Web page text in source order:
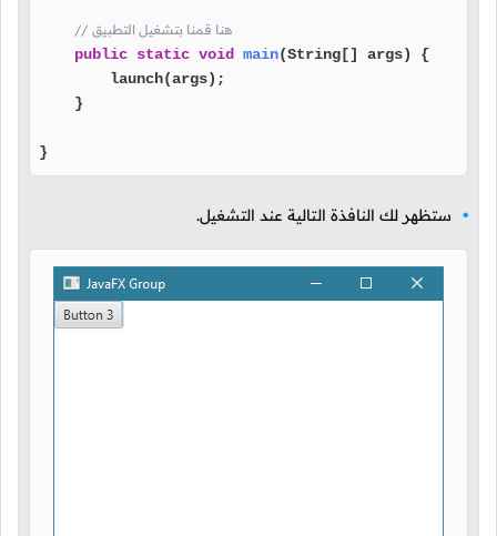
// هنا قمنا بتشغيل التطبيق
public static void main(String[] args)
{
        launch(args);
    }
}
ستظهر لك النافذة التالية عند التشغيل.